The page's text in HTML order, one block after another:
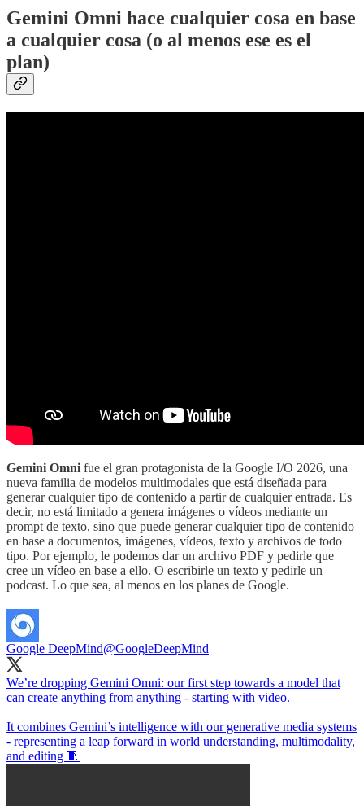
Gemini Omni hace cualquier cosa en base
a cualquier cosa (o al menos ese es el
plan)
Gemini Omni fue el gran protagonista de la Google I/O 2026, una
nueva familia de modelos multimodales que está diseñada para
generar cualquier tipo de contenido a partir de cualquier entrada. Es
decir, no está limitado a genera imágenes o vídeos mediante un
prompt de texto, sino que puede generar cualquier tipo de contenido
en base a documentos, imágenes, vídeos, texto y archivos de todo
tipo. Por ejemplo, le podemos dar un archivo PDF y pedirle que
cree un vídeo en base a ello. O escribirle un texto y pedirle un
podcast. Lo que sea, al menos en los planes de Google.
Google DeepMind@GoogleDeepMind
We’re dropping Gemini Omni: our first step towards a model that
can create anything from anything - starting with video.
It combines Gemini’s intelligence with our generative media systems
- representing a leap forward in world understanding, multimodality,
and editing 🧵